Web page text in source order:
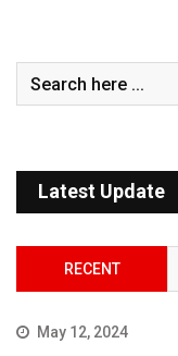
Latest Update
RECENT
May 12, 2024